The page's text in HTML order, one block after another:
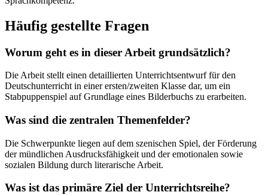
Häufig gestellte Fragen
Worum geht es in dieser Arbeit grundsätzlich?
Die Arbeit stellt einen detaillierten Unterrichtsentwurf für den
Deutschunterricht in einer ersten/zweiten Klasse dar, um ein
Stabpuppenspiel auf Grundlage eines Bilderbuchs zu erarbeiten.
Was sind die zentralen Themenfelder?
Die Schwerpunkte liegen auf dem szenischen Spiel, der Förderung
der mündlichen Ausdrucksfähigkeit und der emotionalen sowie
sozialen Bildung durch literarische Arbeit.
Was ist das primäre Ziel der Unterrichtsreihe?